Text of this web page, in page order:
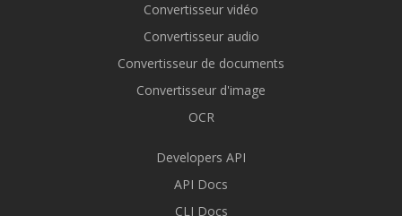
Convertisseur vidéo
Convertisseur audio
Convertisseur de documents
Convertisseur d'image
OCR
Developers API
API Docs
CLI Docs